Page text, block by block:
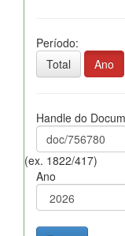
Período:
Total
Ano
Handle do
(ex. 1822/417)
Ano